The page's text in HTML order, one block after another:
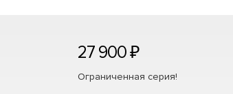
27 900 ₽
Ограниченная серия!